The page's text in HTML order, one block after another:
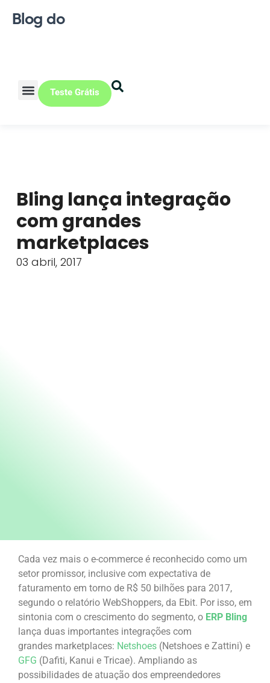
Blog do
Teste Grátis
Bling lança integração
com grandes
marketplaces
03 abril, 2017
Cada vez mais o e-commerce é reconhecido como um
setor promissor, inclusive com expectativa de
faturamento em torno de R$ 50 bilhões para 2017,
segundo o relatório WebShoppers, da Ebit. Por isso, em
sintonia com o crescimento do segmento, o ERP Bling
lança duas importantes integrações com
grandes marketplaces: Netshoes (Netshoes e Zattini) e
GFG (Dafiti, Kanui e Tricae). Ampliando as
possibilidades de atuação dos empreendedores